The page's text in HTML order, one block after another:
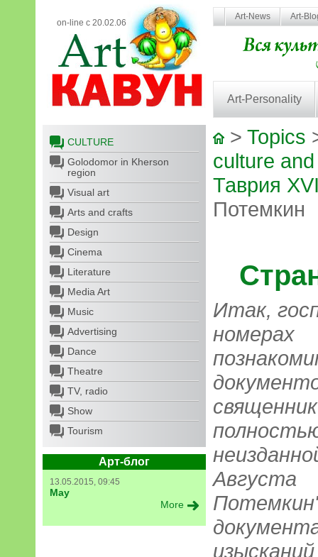
on-line с 20.02.06
Art-News Art-
Art-Personality
CULTURE
Golodomor in Kherson
region
Visual art
Arts and crafts
Design
Cinema
Literature
Media Art
Music
Advertising
Dance
Theatre
TV, radio
Show
Tourism
Арт-блог
13.05.2015, 09:45
May
More
> Topics
culture
Таврия
Потемкин
Итак,